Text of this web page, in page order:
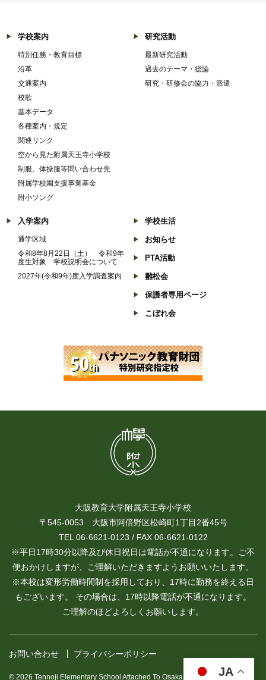
学校案内
特別任務・教育目標
沿革
交通案内
校歌
基本データ
各種案内・規定
関連リンク
空から見た附属天王寺小学校
制服、体操服等問い合わせ先
附属学校園支援事業基金
附小ソング
研究活動
最新研究活動
過去のテーマ・総論
研究・研修会の協力・派遣
入学案内
通学区域
令和8年8月22日（土） 令和9年
度生対象 学校説明会について
2027年(令和9年)度入学調査案内
学校生活
お知らせ
PTA活動
雛松会
保護者専用ページ
こぼれ会
大阪教育大学附属天王寺小学校
〒545-0053 大阪市阿倍野区松崎町1丁目2番45号
TEL 06-6621-0123 / FAX 06-6621-0122
※平日17時30分以降及び休日祝日は電話が不通になります。ご不
便おかけしますが、ご理解いただきますようお願いいたします。
※本校は変形労働時間制を採用しており、17時に勤務を終える日
もございます。 その場合は、17時以降電話が不通になります。
ご理解のほどよろしくお願いします。
お問い合わせ プライバシーポリシー
© 2026 Tennoji Elementary School Attached To Osaka Kyoiku University.
JA